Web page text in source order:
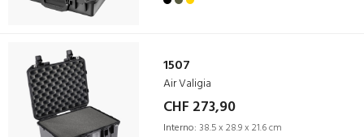
1507
Air Valigia
CHF 273,90
Interno: 38.5 x 28.9 x 21.6 cm